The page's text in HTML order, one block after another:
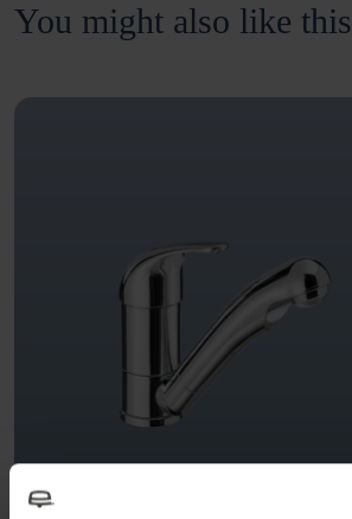
You might also like this